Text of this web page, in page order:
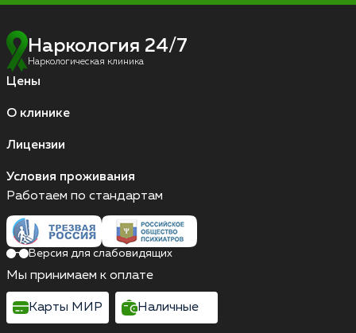
Наркология 24/7
Наркологическая клиника
Цены
О клинике
Лицензии
Условия проживания
Работаем по стандартам
Версия для слабовидящих
Мы принимаем к оплате
Карты МИР Наличные